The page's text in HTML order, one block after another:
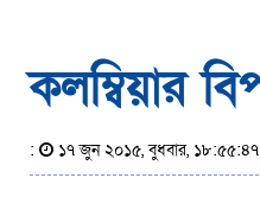
কলম্বিয়ার
: ১৭ জুন ২০১৫, বুধবার, ১৮:৫৫:৪৭